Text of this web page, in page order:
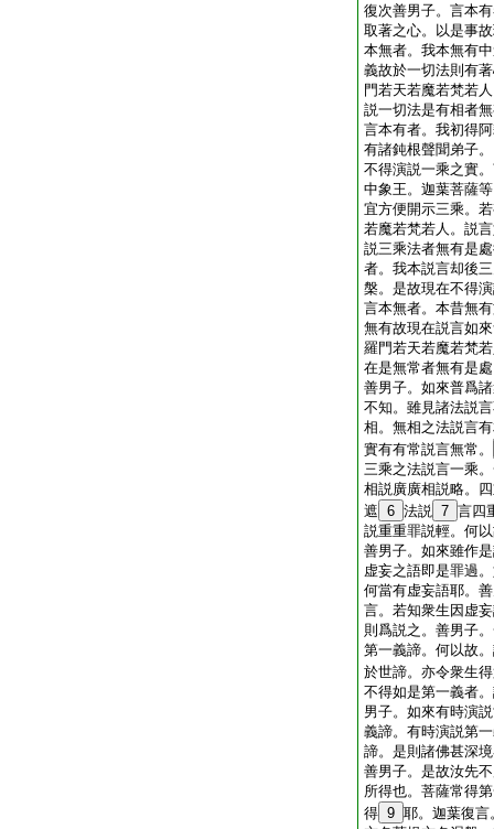
復次善男子。言本
取著之心。以是事
本無者。我本無有
義故於一切法則有
門若天若魔若梵若
説一切法是有相者
言本有者。我初得
有諸鈍根聲聞弟子
不得演説一乘之實
中象王。迦葉菩薩
宜方便開示三乘。
若魔若梵若人。説
説三乘法者無有是
者。我本説言却後
槃。是故現在不得
言本無者。本昔無
無有故現在説言如
羅門若天若魔若梵
在是無常者無有是處
善男子。如來普爲
不知。雖見諸法説
相。無相之法説言
實有有常説言無常。
三乘之法説言一乘
相説廣廣相説略。
遮 6 法説 7 言四
説重重罪説輕。何
善男子。如來雖作
虚妄之語即是罪過
何當有虚妄語耶。
言。若知衆生因虚
則爲説之。善男子
第一義諦。何以故
於世諦。亦令衆生
不得如是第一義者
男子。如來有時演
義諦。有時演説第
諦。是則諸佛甚深
善男子。是故汝先
所得也。菩薩常得
得 9 耶。迦葉復言